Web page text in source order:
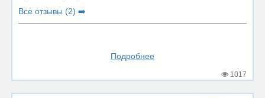
Все отзывы (2) ➡️
Подробнее
1017